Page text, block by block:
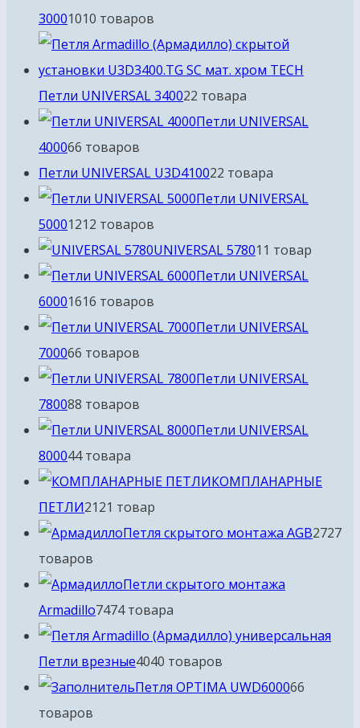
30001010 товаров
Петли UNIVERSAL 340022 товара
Петли UNIVERSAL
400066 товаров
Петли UNIVERSAL U3D410022 товара
Петли UNIVERSAL
50001212 товаров
UNIVERSAL 57801 1 товар
Петли UNIVERSAL
60001616 товаров
Петли UNIVERSAL
700066 товаров
Петли UNIVERSAL
780088 товаров
Петли UNIVERSAL
800044 товара
КОМПЛАНАРНЫЕ
ПЕТЛИ2121 товар
Петля скрытого монтажа AGB2727
товаров
Петли скрытого монтажа
Armadillo7474 товара
Петли врезные4040 товаров
Петля OPTIMA UWD600066
товаров